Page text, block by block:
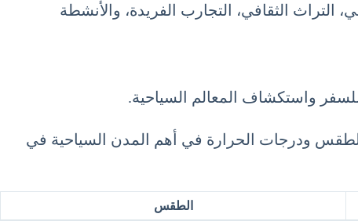
الثقافي، التجارب الفريدة، والأنشطة
واستكشاف المعالم السياحية.
ودرجات الحرارة في أهم المدن السياحية في
الطقس